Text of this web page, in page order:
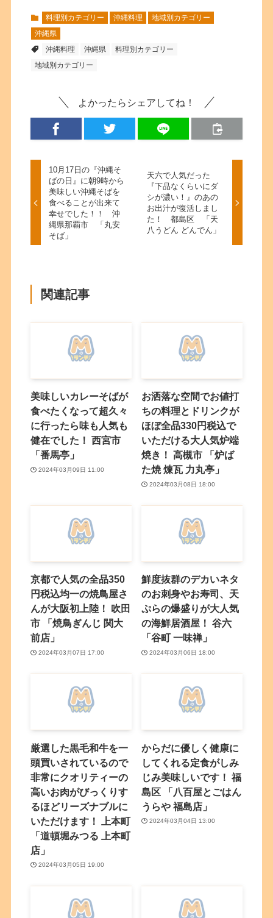
料理別カテゴリー 沖縄料理
地域別カテゴリー
沖縄県
沖縄料理
沖縄県
料理別カテゴリー
地域別カテゴリー
よかったらシェアしてね！
10月17日の『沖縄そ
ばの日』に朝9時から
美味しい沖縄そばを
食べることが出来て
幸せでした！！ 沖
縄県那覇市 「丸安
そば」
天六で人気だった
『下品なくらいにダ
シが濃い！』のあの
お出汁が復活しまし
た！ 都島区 「天
八うどん どんでん」
関連記事
美味しいカレーそばが
食べたくなって超久々
に行ったら味も人気も
健在でした！ 西宮市
「番馬亭」
2024年03月09日 11:00
お洒落な空間でお値打
ちの料理とドリンクが
ほぼ全品330円税込で
いただける大人気炉端
焼き！ 高槻市 「炉ば
た焼 煉瓦 力丸亭」
2024年03月08日 18:00
京都で人気の全品350
円税込均一の焼鳥屋さ
んが大阪初上陸！ 吹田
市 「焼鳥ぎんじ 関大
前店」
2024年03月07日 17:00
鮮度抜群のデカいネタ
のお刺身やお寿司、天
ぷらの爆盛りが大人気
の海鮮居酒屋！ 谷六
「谷町 一味禅」
2024年03月06日 18:00
厳選した黒毛和牛を一
頭買いされているので
非常にクオリティーの
高いお肉がびっくりす
るほどリーズナブルに
いただけます！ 上本町
「道頓堀みつる 上本町
店」
2024年03月05日 19:00
からだに優しく健康に
してくれる定食がしみ
じみ美味しいです！ 福
島区 「八百屋とごはん
うらや 福島店」
2024年03月04日 13:00